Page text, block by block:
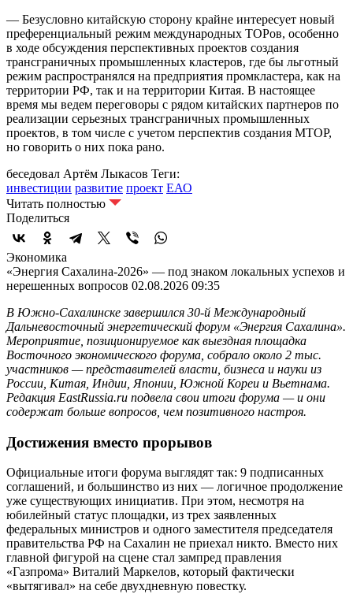
— Безусловно китайскую сторону крайне интересует новый
преференциальный режим международных ТОРов, особенно
в ходе обсуждения перспективных проектов создания
трансграничных промышленных кластеров, где бы льготный
режим распространялся на предприятия промкластера, как на
территории РФ, так и на территории Китая. В настоящее
время мы ведем переговоры с рядом китайских партнеров по
реализации серьезных трансграничных промышленных
проектов, в том числе с учетом перспектив создания МТОР,
но говорить о них пока рано.
беседовал Артём Лыкасов Теги:
инвестиции развитие проект ЕАО
Читать полностью
Поделиться
Экономика
«Энергия Сахалина-2026» — под знаком локальных успехов и
нерешенных вопросов 02.08.2026 09:35
В Южно-Сахалинске завершился 30-й Международный
Дальневосточный энергетический форум «Энергия Сахалина».
Мероприятие, позиционируемое как выездная площадка
Восточного экономического форума, собрало около 2 тыс.
участников — представителей власти, бизнеса и науки из
России, Китая, Индии, Японии, Южной Кореи и Вьетнама.
Редакция EastRussia.ru подвела свои итоги форума — и они
содержат больше вопросов, чем позитивного настроя.
Достижения вместо прорывов
Официальные итоги форума выглядят так: 9 подписанных
соглашений, и большинство из них — логичное продолжение
уже существующих инициатив. При этом, несмотря на
юбилейный статус площадки, из трех заявленных
федеральных министров и одного заместителя председателя
правительства РФ на Сахалин не приехал никто. Вместо них
главной фигурой на сцене стал зампред правления
«Газпрома» Виталий Маркелов, который фактически
«вытягивал» на себе двухдневную повестку.